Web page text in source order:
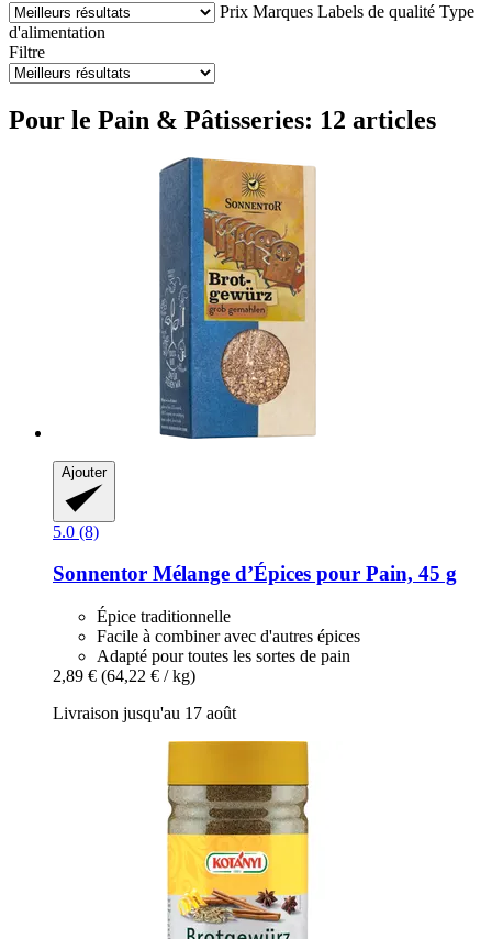
Prix Marques Labels de qualité Type
d'alimentation
Filtre
Pour le Pain & Pâtisseries: 12 articles
Ajouter
5.0 (8)
Sonnentor Mélange d’Épices pour Pain, 45 g
Épice traditionnelle
Facile à combiner avec d'autres épices
Adapté pour toutes les sortes de pain
2,89 € (64,22 € / kg)
Livraison jusqu'au 17 août